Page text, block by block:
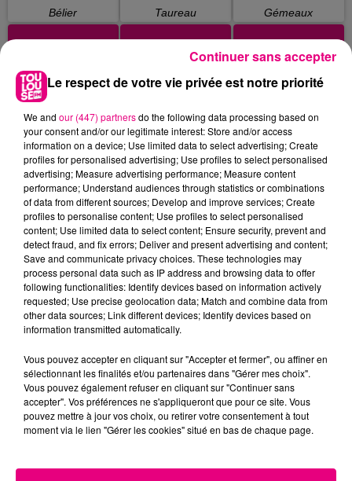
Bélier Taureau Gémeaux
Cancer Lion Vierge
Balance Scorpion Sagittaire
Capricorne Verseau Poissons
Le respect de votre vie privée est notre priorité
We and our (447) partnersdo the following data processing based on
your consent and/or our legitimate interest: Store and/or access
information on a device; Use limited data to select advertising; Create
profiles for personalised advertising; Use profiles to select personalised
advertising; Measure advertising performance; Measure content
performance; Understand audiences through statistics or combinations
of data from different sources; Develop and improve services; Create
profiles to personalise content; Use profiles to select personalised
content; Use limited data to select content; Ensure security, prevent and
detect fraud, and fix errors; Deliver and present advertising and content;
Save and communicate privacy choices. These technologies may
process personal data such as IP address and browsing data to offer
following functionalities: Identify devices based on information actively
requested; Use precise geolocation data; Match and combine data from
other data sources; Link different devices; Identify devices based on
information transmitted automatically.
Vous pouvez accepter en cliquant sur "Accepter et fermer", ou affiner en
sélectionnant les finalités et/ou partenaires dans "Gérer mes choix".
Vous pouvez également refuser en cliquant sur "Continuer sans
accepter". Vos préférences ne s'appliqueront que pour ce site. Vous
pouvez mettre à jour vos choix, ou retirer votre consentement à tout
moment via le lien "Gérer les cookies" situé en bas de chaque page.
Continuer sans accepter